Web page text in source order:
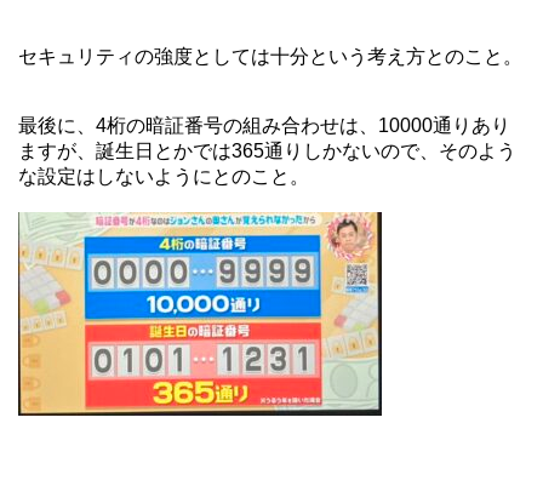
セキュリティの強度としては十分という考え方とのこと。
最後に、4桁の暗証番号の組み合わせは、10000通りあり
ますが、誕生日とかでは365通りしかないので、そのよう
な設定はしないようにとのこと。